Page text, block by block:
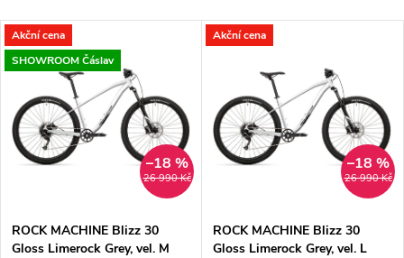
Akční cena
SHOWROOM Čáslav
26 990 Kč
–18 %
ROCK MACHINE Blizz 30
Gloss Limerock Grey, vel. M
Akční cena
26 990 Kč
–18 %
ROCK MACHINE Blizz 30
Gloss Limerock Grey, vel. L